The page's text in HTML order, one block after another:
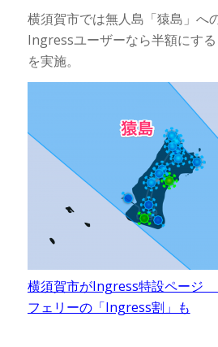
横須賀市では無人島「猿島」へ
Ingressユーザーなら半額にす
を実施。
横須賀市がIngress特設ページ
フェリーの「Ingress割」も